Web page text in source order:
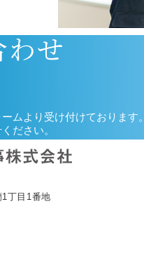
わせ
ムより受け付けております。
ださい。
丁目1番地